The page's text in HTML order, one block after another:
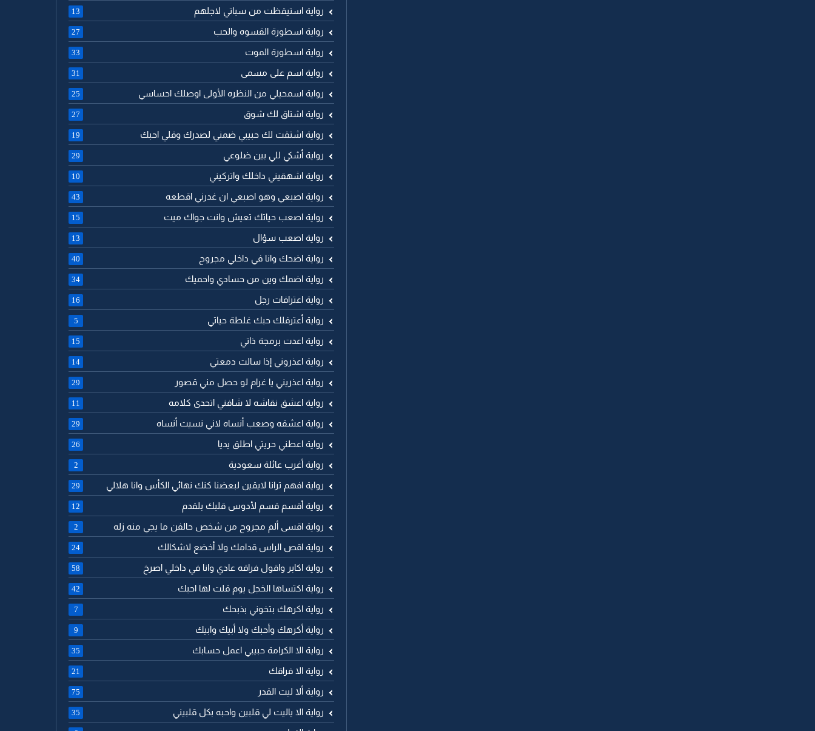
رواية استيقظت من سباتي لاجلهم 13
رواية اسطورة القسوه والحب 27
رواية اسطورة الموت 33
رواية اسم على مسمى 31
رواية اسمحيلي من النظره الأولى اوصلك احساسي 25
رواية اشتاق لك شوق 27
رواية اشتقت لك حبيبي ضمني لصدرك وقلي احبك 19
رواية أشكي للي بين ضلوعي 29
رواية اشهقيني داخلك واتركيني 10
رواية اصبعي وهو اصبعي ان غدرني اقطعه 43
رواية اصعب حياتك تعيش وانت جواك ميت 15
رواية اصعب سؤال 13
رواية اضحك وانا في داخلي مجروح 40
رواية اضمك وين من حسادي واحميك 34
رواية اعترافات رجل 16
رواية أعترفلك حبك غلطة حياتي 5
رواية اعدت برمجة ذاتي 15
رواية اعذروني إذا سالت دمعتي 14
رواية اعذريني يا غرام لو حصل مني قصور 29
رواية اعشق نقاشه لا شافني اتحدى كلامه 11
رواية اعشقه وصعب أنساه لاني نسيت أنساه 29
رواية اعطني حريتي اطلق يديا 26
رواية أغرب عائلة سعودية 2
رواية افهم ترانا لايقين لبعضنا كنك نهائي الكأس وانا هلالي 29
رواية أقسم قسم لأدوس قلبك بلقدم 12
رواية اقسى ألم مجروح من شخص حالفن ما يجي منه زله 2
رواية اقص الراس قدامك ولا أخضع لاشكالك 24
رواية اكابر واقول فراقه عادي وانا في داخلي اصرخ 58
رواية اكتساها الخجل يوم قلت لها احبك 42
رواية اكرهك بتخوني بذبحك 7
رواية أكرهك وأحبك ولا أبيك وابيك 9
رواية الا الكرامة حبيبي اعمل حسابك 35
رواية الا فراقك 21
رواية ألا ليت القدر 75
رواية الا ياليت لي قلبين واحبه بكل قلبيني 35